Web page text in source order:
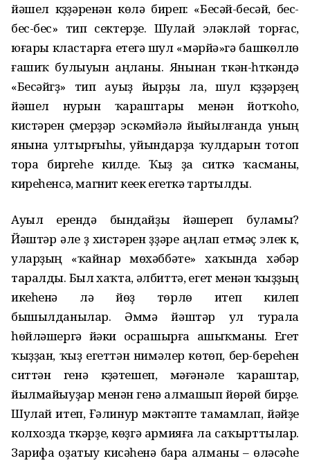
йәшел күҙҙәренән көлә биреп: «Бесәй-бесәй, бес-
бес-бес» тип үсектерҙе. Шулай эләкләй торғас,
юғары кластарға етеүгә шул «мәрйә»гә башкөллө
ғашиҡ булыуын аңланы. Янынан үткән-һүткәндә
«Бесәйгүҙ» тип ауыҙ йырҙы ла, шул күҙҙәрҙең
йәшел нурын ҡараштары менән йотҡоһо,
кистәрен үҫмерҙәр эскәмйәлә йыйылғанда уның
янына ултырғыһы, уйындарҙа ҡулдарын тотоп
тора биргеһе килде. Ҡыҙ ҙа ситкә ҡасманы,
киреһенсә, магнит кеүек егеткә тартылды.
Ауыл ерендә бындайҙы йәшереп буламы?
Йәштәр әле үҙ хистәрен үҙҙәре аңлап етмәҫ элек үк,
уларҙың «ҡайнар мөхәббәте» хаҡында хәбәр
таралды. Был хаҡта, әлбиттә, егет менән ҡыҙҙың
икеһенә лә йөҙ төрлө итеп килеп
бышылданылар. Әммә йәштәр ул турала
һөйләшергә йәки осрашырға ашыҡманы. Егет
ҡыҙҙан, ҡыҙ егеттән нимәлер көтөп, бер-береһен
ситтән генә күҙәтешеп, мәғәнәле ҡараштар,
йылмайыуҙар менән генә алмашып йөрөй бирҙе.
Шулай итеп, Ғәлинур мәктәпте тамамлап, йәйҙе
колхозда үткәрҙе, көҙгә армияға ла саҡырттылар.
Зарифа оҙатыу кисәһенә бара алманы – өләсәһе